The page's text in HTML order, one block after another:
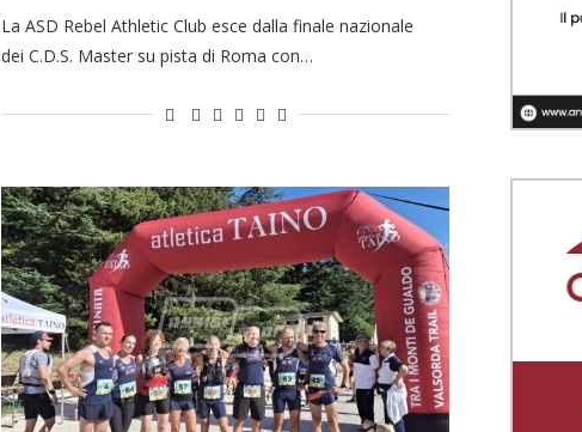
La ASD Rebel Athletic Club esce dalla finale nazionale
dei C.D.S. Master su pista di Roma con…